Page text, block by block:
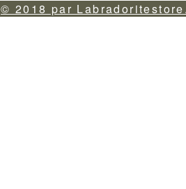
© 2018 par